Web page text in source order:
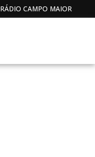
RÁDIO CAMPO MAIOR